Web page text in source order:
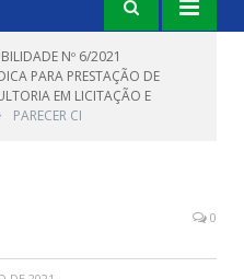
Nº 6/2021
PARA PRESTAÇÃO DE
EM LICITAÇÃO E
PARECER CI
0